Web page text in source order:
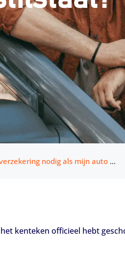
nodig als mijn auto lange tijd stilstaat?
kenteken officieel hebt